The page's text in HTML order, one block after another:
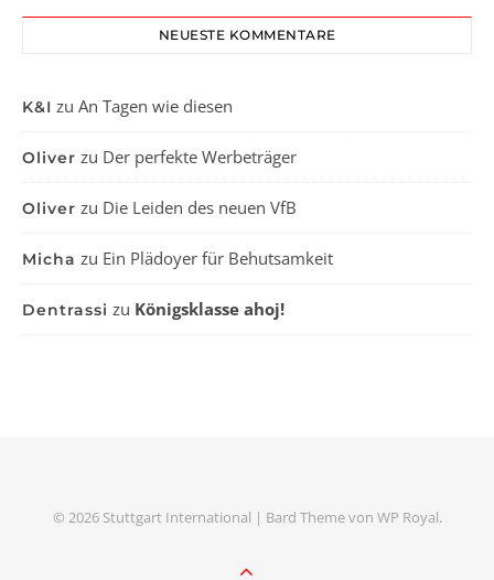
NEUESTE KOMMENTARE
K&I zu An Tagen wie diesen
Oliver zu Der perfekte Werbeträger
Oliver zu Die Leiden des neuen VfB
Micha zu Ein Plädoyer für Behutsamkeit
Dentrassi zu Königsklasse ahoj!
© 2026 Stuttgart International | Bard Theme von WP Royal.